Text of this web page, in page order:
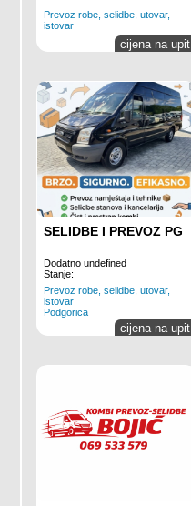
Prevoz robe, selidbe, utovar,
istovar
cijena na upit
SELIDBE I PREVOZ PG
Dodatno undefined
Stanje:
Prevoz robe, selidbe, utovar,
istovar
Podgorica
cijena na upit